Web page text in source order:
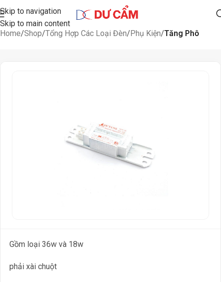
Skip to navigation
Skip to main content
Home Shop Tổng Hợp Các Loại Đèn Phụ Kiện Tăng Phô
Gồm loại 36w và 18w
phải xài chuột